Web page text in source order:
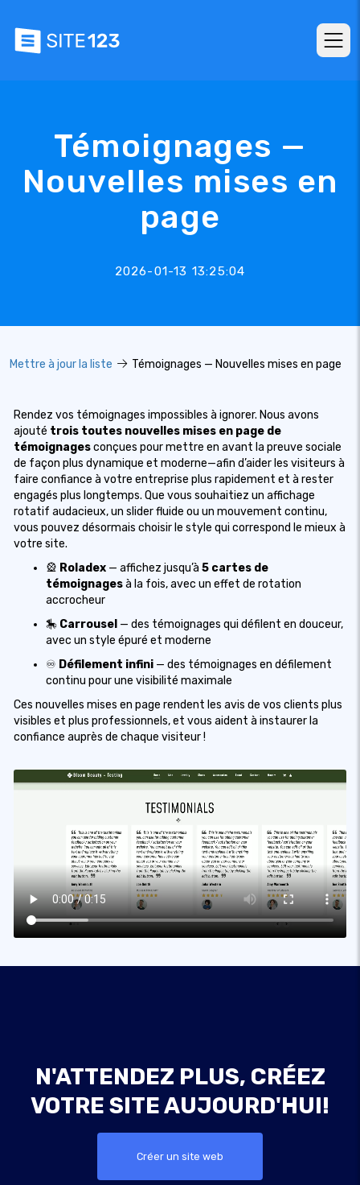
Témoignages —
Nouvelles mises en
page
2026-01-13 13:25:04
Mettre à jour la liste Témoignages — Nouvelles mises en page
Rendez vos témoignages impossibles à ignorer. Nous avons
ajouté trois toutes nouvelles mises en page de
témoignagesconçues pour mettre en avant la preuve sociale
de façon plus dynamique et moderne—afin d’aider les visiteurs à
faire confiance à votre entreprise plus rapidement et à rester
engagés plus longtemps. Que vous souhaitiez un affichage
rotatif audacieux, un slider fluide ou un mouvement continu,
vous pouvez désormais choisir le style qui correspond le mieux à
votre site.
🎡 Roladex — affichez jusqu’à 5 cartes de
témoignagesà la fois, avec un effet de rotation
accrocheur
🎠 Carrousel — des témoignages qui défilent en douceur,
avec un style épuré et moderne
♾️ Défilement infini — des témoignages en défilement
continu pour une visibilité maximale
Ces nouvelles mises en page rendent les avis de vos clients plus
visibles et plus professionnels, et vous aident à instaurer la
confiance auprès de chaque visiteur !
N'ATTENDEZ PLUS, CRÉEZ
VOTRE SITE AUJOURD'HUI!
Créer un site web